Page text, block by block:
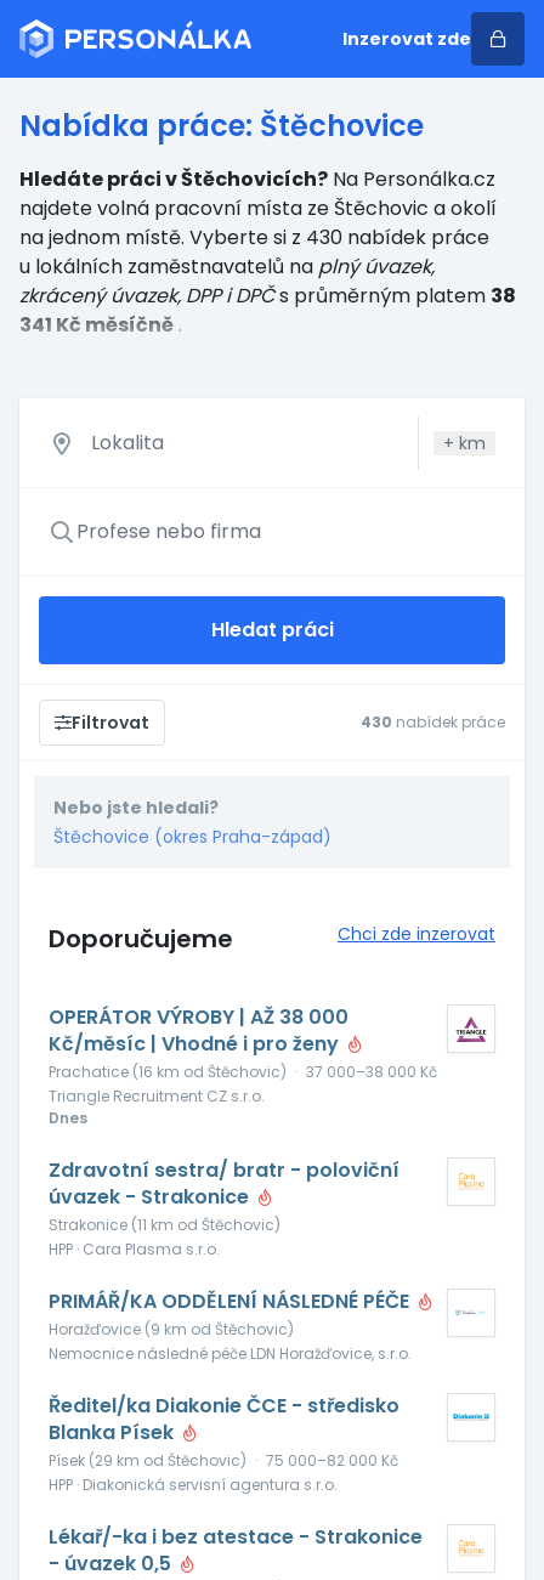
Inzerovat zde
Nabídka práce: Štěchovice
Hledáte práci v Štěchovicích? Na Personálka.cz
najdete volná pracovní místa ze Štěchovic a okolí
na jednom místě. Vyberte si z 430 nabídek práce
u lokálních zaměstnavatelů na plný úvazek,
zkrácený úvazek, DPP i DPČs průměrným platem 38
341 Kč měsíčně .
+ km
Hledat práci
Filtrovat 430 nabídek práce
Nebo jste hledali?
Štěchovice (okres Praha-západ)
Doporučujeme Chci zde inzerovat
OPERÁTOR VÝROBY | AŽ 38 000
Kč/měsíc | Vhodné i pro ženy
Prachatice (16 km od Štěchovic) · 37 000–38 000 Kč
Triangle Recruitment CZ s.r.o.
Dnes
Zdravotní sestra/ bratr - poloviční
úvazek - Strakonice
Strakonice (11 km od Štěchovic)
HPP · Cara Plasma s.r.o.
PRIMÁŘ/KA ODDĚLENÍ NÁSLEDNÉ PÉČE
Horažďovice (9 km od Štěchovic)
Nemocnice následné péče LDN Horažďovice, s.r.o.
Ředitel/ka Diakonie ČCE - středisko
Blanka Písek
Písek (29 km od Štěchovic) · 75 000–82 000 Kč
HPP · Diakonická servisní agentura s.r.o.
Lékař/-ka i bez atestace - Strakonice
- úvazek 0,5